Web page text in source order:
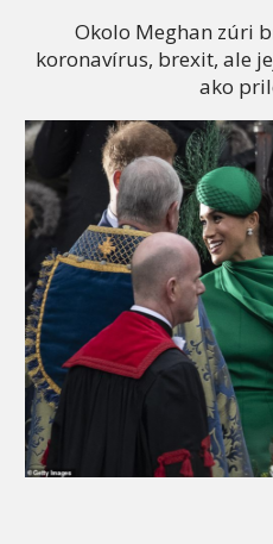
Okolo Meghan zúri
koronavírus, brexit, ale
ako